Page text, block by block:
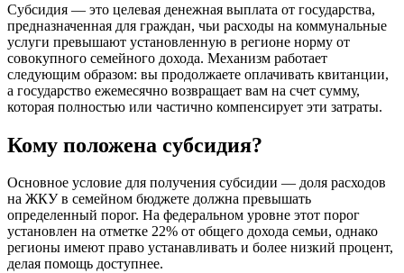
Субсидия — это целевая денежная выплата от государства,
предназначенная для граждан, чьи расходы на коммунальные
услуги превышают установленную в регионе норму от
совокупного семейного дохода. Механизм работает
следующим образом: вы продолжаете оплачивать квитанции,
а государство ежемесячно возвращает вам на счет сумму,
которая полностью или частично компенсирует эти затраты.
Кому положена субсидия?
Основное условие для получения субсидии — доля расходов
на ЖКУ в семейном бюджете должна превышать
определенный порог. На федеральном уровне этот порог
установлен на отметке 22% от общего дохода семьи, однако
регионы имеют право устанавливать и более низкий процент,
делая помощь доступнее.